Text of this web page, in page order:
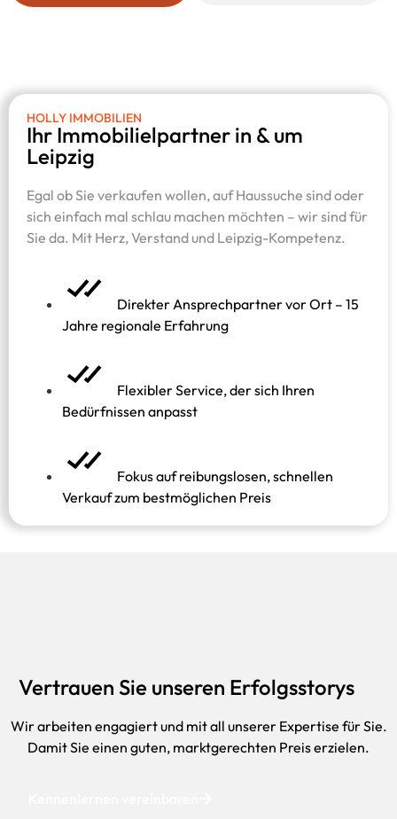
HOLLY IMMOBILIEN
Ihr Immobilielpartner in & um
Leipzig
Egal ob Sie verkaufen wollen, auf Haussuche sind oder
sich einfach mal schlau machen möchten – wir sind für
Sie da. Mit Herz, Verstand und Leipzig-Kompetenz.
Direkter Ansprechpartner vor Ort – 15
Jahre regionale Erfahrung
Flexibler Service, der sich Ihren
Bedürfnissen anpasst
Fokus auf reibungslosen, schnellen
Verkauf zum bestmöglichen Preis
Vertrauen Sie unseren Erfolgsstorys
Wir arbeiten engagiert und mit all unserer Expertise für Sie.
Damit Sie einen guten, marktgerechten Preis erzielen.